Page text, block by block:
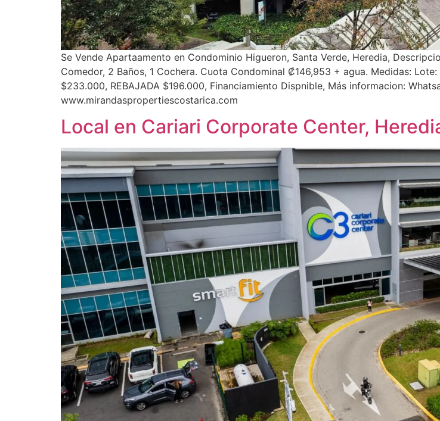
Se Vende Apartaamento en Condominio Higueron, Santa Verde, Heredia,
Comedor, 2 Baños, 1 Cochera. Cuota Condominal ₡146,953 + agua. Medidas:
$233.000, REBAJADA $196.000, Financiamiento Dispnible, Más informacion:
www.mirandaspropertiescostarica.com
Local en Cariari Corporate Center,